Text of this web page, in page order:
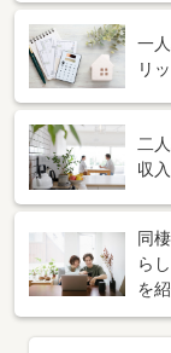
一
リ
二
収
同
ら
を